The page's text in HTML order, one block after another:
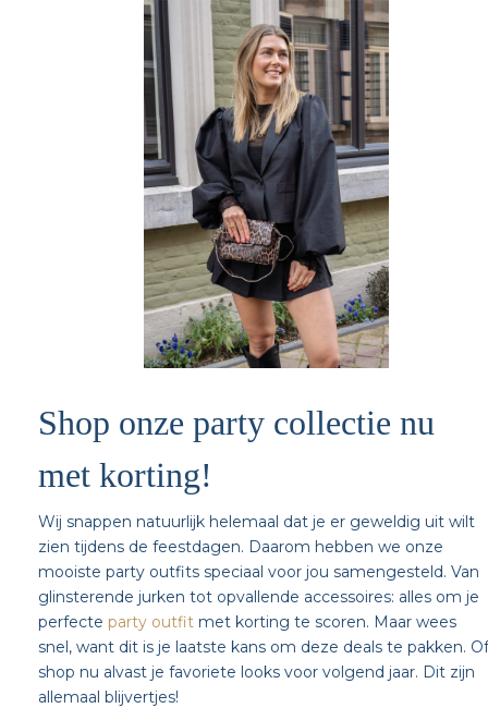
Shop onze party collectie nu
met korting!
Wij snappen natuurlijk helemaal dat je er geweldig uit wilt
zien tijdens de feestdagen. Daarom hebben we onze
mooiste party outfits speciaal voor jou samengesteld. Van
glinsterende jurken tot opvallende accessoires: alles om je
perfecte party outfit met korting te scoren. Maar wees
snel, want dit is je laatste kans om deze deals te pakken. Of
shop nu alvast je favoriete looks voor volgend jaar. Dit zijn
allemaal blijvertjes!